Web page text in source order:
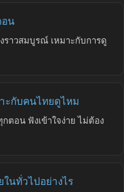
อน
ราวสมบูรณ์ เหมาะกับการดู
ะกับคนไทยดูไหม
ตอน ฟังเข้าใจง่าย ไม่ต้อง
ในทั่วไปอย่างไร